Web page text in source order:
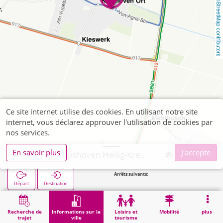
OpenStreetMap contributors
Recherche de
trajet
Informations sur la
ville
Loisirs et
tourisme
Mobilité plus
Départ Destination
Arrêts suivants:
Démarrage Informations sur la ville Wegberg, Kipshoven Heilig-Kreuz-Kapelle
Ce site internet utilise des cookies. En utilisant notre site
internet, vous déclarez approuver l'utilisation de cookies par
nos services.
En savoir plus
J'accepte